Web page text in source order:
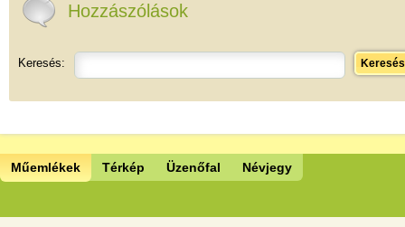
Hozzászólások
Keresés: Keresés
Műemlékek Térkép Üzenőfal Névjegy